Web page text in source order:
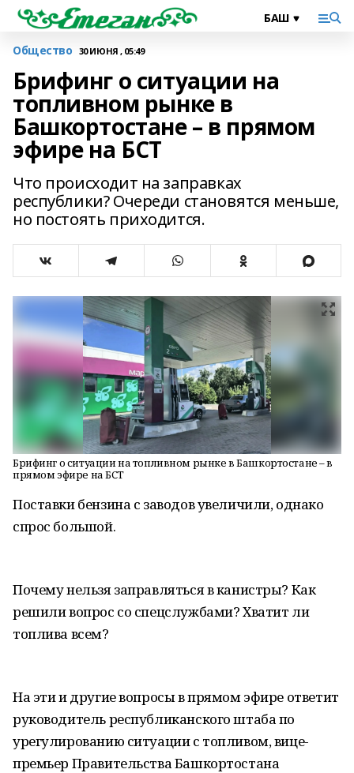
Общество 30 ИЮНЯ , 05:49
Брифинг о ситуации на
топливном рынке в
Башкортостане – в прямом
эфире на БСТ
Что происходит на заправках
республики? Очереди становятся меньше,
но постоять приходится.
Брифинг о ситуации на топливном рынке в Башкортостане – в
прямом эфире на БСТ
Поставки бензина с заводов увеличили, однако
спрос большой.
Почему нельзя заправляться в канистры? Как
решили вопрос со спецслужбами? Хватит ли
топлива всем?
На эти и другие вопросы в прямом эфире ответит
руководитель республиканского штаба по
урегулированию ситуации с топливом, вице-
премьер Правительства Башкортостана